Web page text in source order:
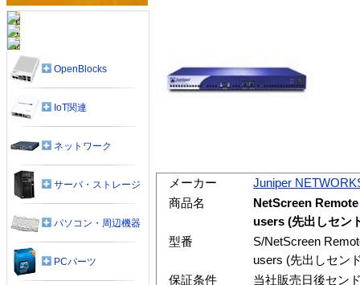
メーカー
Juniper
商品名
NetScreen
users (先出しセン
型番
S/NetScreen
users (先出しセン
保証条件
当社販売日後セン
OpenBlocks
IoT関連
ネットワーク
サーバ・ストレージ
パソコン・周辺機器
PCパーツ